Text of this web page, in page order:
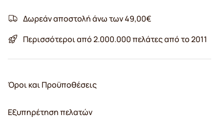
Δωρεάν αποστολή άνω των 49,00€
Περισσότεροι από 2.000.000 πελάτες από το 2011
Όροι και Προϋποθέσεις
Εξυπηρέτηση πελατών